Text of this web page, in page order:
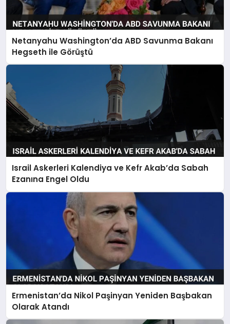
Netanyahu Washington’da ABD Savunma Bakanı
Hegseth ile Görüştü
Israil Askerleri Kalendiya ve Kefr Akab’da Sabah
Ezanına Engel Oldu
Ermenistan’da Nikol Paşinyan Yeniden Başbakan
Olarak Atandı